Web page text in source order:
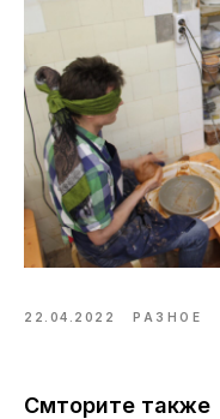
22.04.2022 РАЗНОЕ
Смторите также